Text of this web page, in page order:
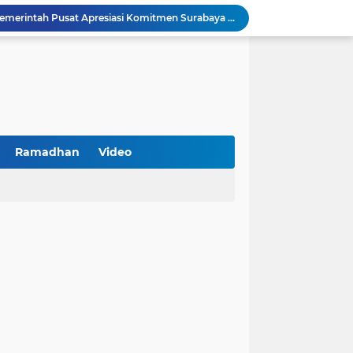
Baru Industri Jasa Keuangan
Reses Masa Persidangan III Tahun 2025-2026: DPRD Jatim Menyerap Aspirasi Mengawal Pembangunan Jawa Timur
Jakarta Raih Digital Excellence Awards 2026
Ramadhan Video